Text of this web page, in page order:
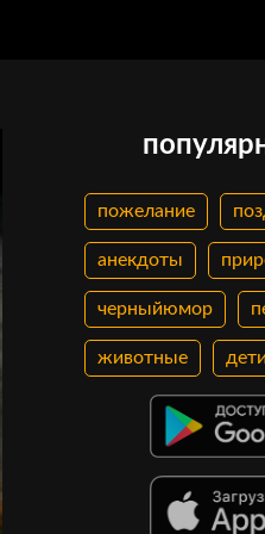
пожелание
анекдоты
черныйюмор
животные дети